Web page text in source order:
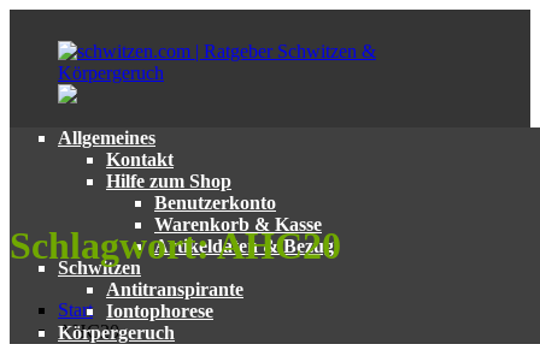
springen
schwitzen.com
&
Körpergeruch
und
Körpergeruch
Allgemeines
Kontakt
Hilfe zum Shop
Benutzerkonto
Warenkorb & Kasse
Artikeldaten & Bezug
Schwitzen
Antitranspirante
Iontophorese
Körpergeruch
Schlagwort:AHC20
Start
AHC20